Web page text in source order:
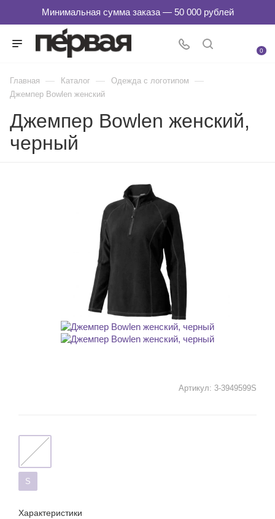
0
Главная — Каталог — Одежда с логотипом —
Джемпер Bowlen женский
Джемпер Bowlen женский,
черный
Артикул: 3-3949599S
S
Характеристики